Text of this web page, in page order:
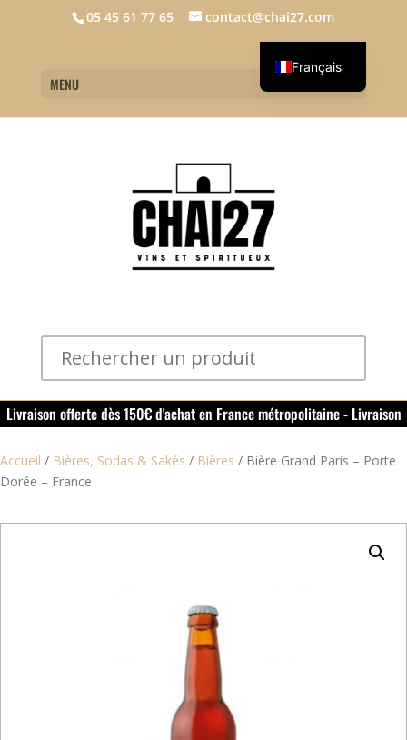
05 45 61 77 65 contact@chai27.com
MENU
Livraison offerte dès 150€ d'achat en France métropolitaine - Livraison
offerte dans le rouillacais (16) dès 50€ d'achat
Accueil / Bières, Sodas & Sakés / Bières / Bière Grand Paris – Porte
Dorée – France
Français
English